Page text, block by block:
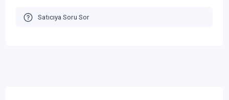
Satıcıya Soru Sor